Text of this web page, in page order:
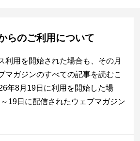
らのご利用について
利用を開始された場合も、その月
マガジンのすべての記事を読むこ
年8月19日に利用を開始した場
19日に配信されたウェブマガジン